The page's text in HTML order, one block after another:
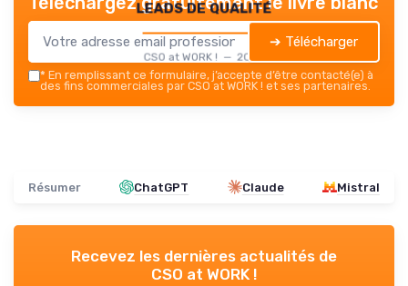
leads de qualité
CSO at WORK ! — 2026
➔ Télécharger
* En remplissant ce formulaire, j’accepte d’être contacté(e) à
des fins commerciales par CSO at WORK ! et ses partenaires.
Résumer ChatGPT Claude Mistral
Recevez les dernières actualités de
CSO at WORK !